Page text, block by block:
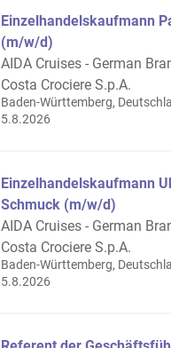
Einzelhandelskaufmann
(m/w/d)
AIDA Cruises - German
Costa Crociere S.p.A.
Baden-Württemberg,
Veröffentlicht
5.8.2026
Einzelhandelskaufmann
Schmuck (m/w/d)
AIDA Cruises - German
Costa Crociere S.p.A.
Baden-Württemberg,
Veröffentlicht
5.8.2026